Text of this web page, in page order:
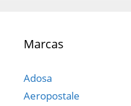
Marcas
Adosa
Aeropostale